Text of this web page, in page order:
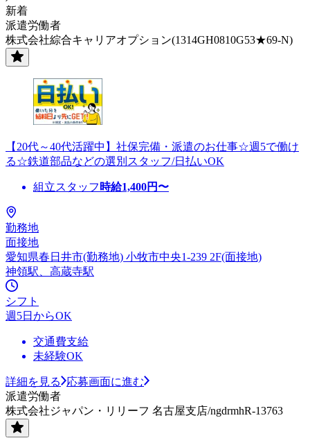
新着
派遣労働者
株式会社綜合キャリアオプション(1314GH0810G53★69-N)
【20代～40代活躍中】社保完備・派遣のお仕事☆週5で働け
る☆鉄道部品などの選別スタッフ/日払いOK
組立スタッフ 時給1,400円〜
勤務地
面接地
愛知県春日井市(勤務地) 小牧市中央1-239 2F(面接地)
神領駅、高蔵寺駅
シフト
週5日からOK
交通費支給
未経験OK
詳細を見る
応募画面に進む
派遣労働者
株式会社ジャパン・リリーフ 名古屋支店/ngdrmhR-13763